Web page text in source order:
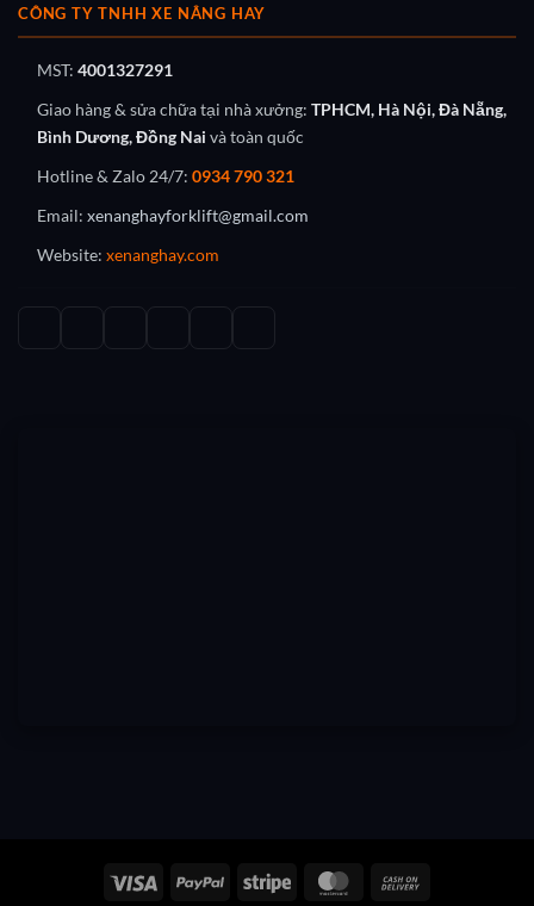
CÔNG TY TNHH XE NÂNG HAY
MST: 4001327291
Giao hàng & sửa chữa tại nhà xưởng: TPHCM, Hà Nội, Đà Nẵng,
Bình Dương, Đồng Nai và toàn quốc
Hotline & Zalo 24/7: 0934 790 321
Email: xenanghayforklift@gmail.com
Website: xenanghay.com
Visa PayPal Stripe MasterCard